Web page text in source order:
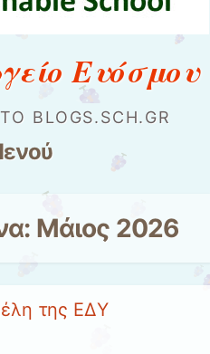
Ευόσμου
BLOGS.SCH.GR
Μάιος 2026
της ΕΔΥ